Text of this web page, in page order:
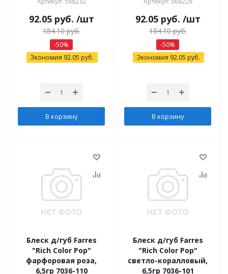
92.05руб. /шт
184.10руб.
-50%
Экономия 92.05 руб.
В корзину
92.05руб. /шт
184.10руб.
-50%
Экономия 92.05 руб.
В корзину
Блеск д/губ Farres
"Rich Color Pop"
фарфоровая роза,
6,5гр 7036-110
Блеск д/губ Farres
"Rich Color Pop"
светло-коралловый,
6,5гр 7036-101